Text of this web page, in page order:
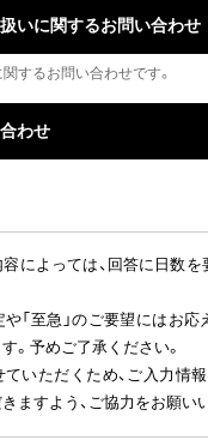
いに関するお問い合わせ
するお問い合わせです。
わせ
によっては、回答に日数
「至急」のご要望にはお
。予めご了承ください。
いただくため、ご入力情
ますよう、ご協力をお願い